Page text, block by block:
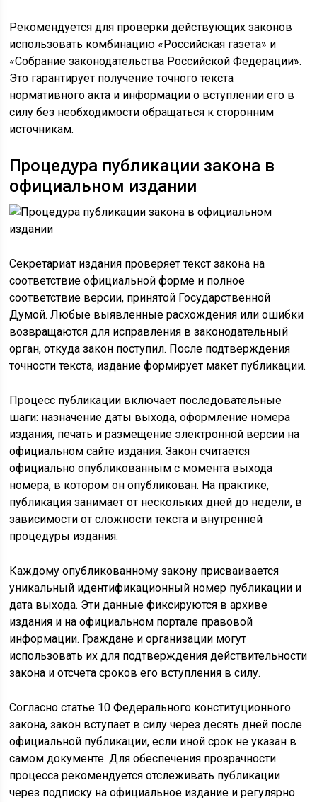
Рекомендуется для проверки действующих законов
использовать комбинацию «Российская газета» и
«Собрание законодательства Российской Федерации».
Это гарантирует получение точного текста
нормативного акта и информации о вступлении его в
силу без необходимости обращаться к сторонним
источникам.
Процедура публикации закона в
официальном издании
Секретариат издания проверяет текст закона на
соответствие официальной форме и полное
соответствие версии, принятой Государственной
Думой. Любые выявленные расхождения или ошибки
возвращаются для исправления в законодательный
орган, откуда закон поступил. После подтверждения
точности текста, издание формирует макет публикации.
Процесс публикации включает последовательные
шаги: назначение даты выхода, оформление номера
издания, печать и размещение электронной версии на
официальном сайте издания. Закон считается
официально опубликованным с момента выхода
номера, в котором он опубликован. На практике,
публикация занимает от нескольких дней до недели, в
зависимости от сложности текста и внутренней
процедуры издания.
Каждому опубликованному закону присваивается
уникальный идентификационный номер публикации и
дата выхода. Эти данные фиксируются в архиве
издания и на официальном портале правовой
информации. Граждане и организации могут
использовать их для подтверждения действительности
закона и отсчета сроков его вступления в силу.
Согласно статье 10 Федерального конституционного
закона, закон вступает в силу через десять дней после
официальной публикации, если иной срок не указан в
самом документе. Для обеспечения прозрачности
процесса рекомендуется отслеживать публикации
через подписку на официальное издание и регулярно